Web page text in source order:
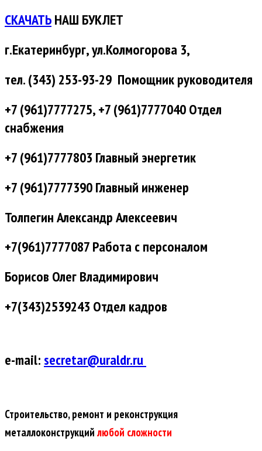
СКАЧАТЬНАШ БУКЛЕТ
г.Екатеринбург, ул.Колмогорова 3,
тел. (343) 253-93-29 Помощник руководителя
+7 (961)7777275, +7 (961)7777040 Отдел
снабжения
+7 (961)7777803 Главный энергетик
+7 (961)7777390 Главный инженер
Толпегин Александр Алексеевич
+7(961)7777087 Работа с персоналом
Борисов Олег Владимирович
+7(343)2539243 Отдел кадров
e-mail: secretar@uraldr.ru
Строительство, ремонт и реконструкция
металлоконструкций любой сложности